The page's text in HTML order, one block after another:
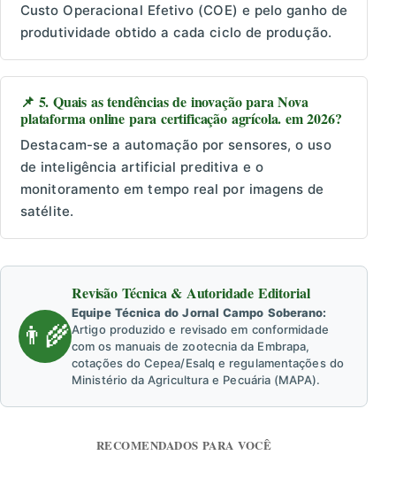
Custo Operacional Efetivo (COE) e pelo ganho de
produtividade obtido a cada ciclo de produção.
📌 5. Quais as tendências de inovação para Nova
plataforma online para certificação agrícola. em 2026?
Destacam-se a automação por sensores, o uso
de inteligência artificial preditiva e o
monitoramento em tempo real por imagens de
satélite.
👨‍🌾
Revisão Técnica & Autoridade Editorial
Equipe Técnica do Jornal Campo Soberano:
Artigo produzido e revisado em conformidade
com os manuais de zootecnia da Embrapa,
cotações do Cepea/Esalq e regulamentações do
Ministério da Agricultura e Pecuária (MAPA).
RECOMENDADOS PARA VOCÊ